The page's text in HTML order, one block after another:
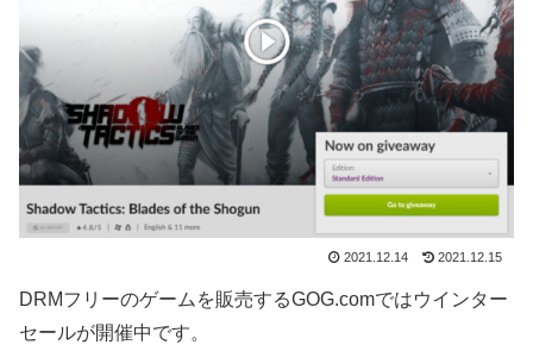
2021.12.14 2021.12.15
DRMフリーのゲームを販売するGOG.comではウインター
セールが開催中です。